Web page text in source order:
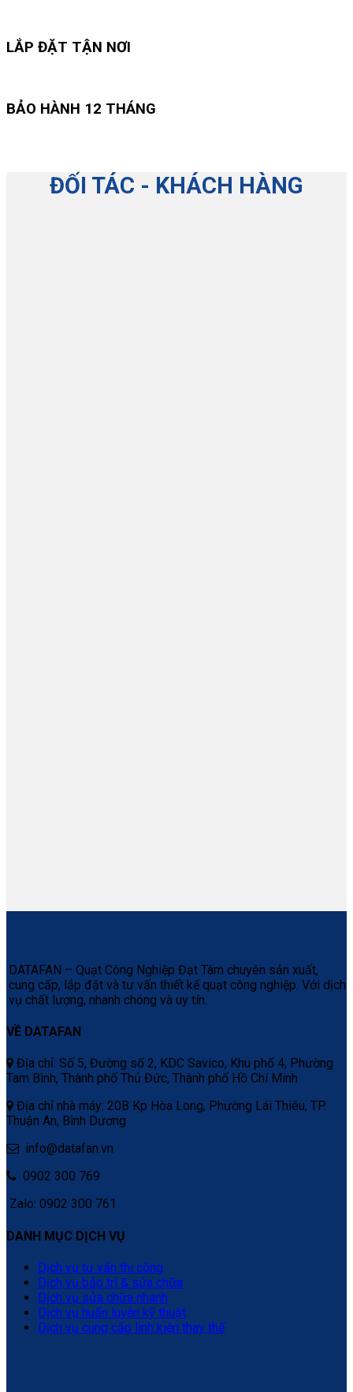
LẮP ĐẶT TẬN NƠI
BẢO HÀNH 12 THÁNG
ĐỐI TÁC - KHÁCH HÀNG
DATAFAN – Quạt Công Nghiệp Đạt Tâm chuyên sản xuất,
cung cấp, lắp đặt và tư vấn thiết kế quạt công nghiệp. Với dịch
vụ chất lượng, nhanh chóng và uy tín.
VỀ DATAFAN
Địa chỉ: Số 5, Đường số 2, KDC Savico, Khu phố 4, Phường
Tam Bình, Thành phố Thủ Đức, Thành phố Hồ Chí Minh
Địa chỉ nhà máy: 20B Kp Hòa Long, Phường Lái Thiêu, TP.
Thuận An, Bình Dương
info@datafan.vn
0902 300 769
Zalo: 0902 300 761
DANH MỤC DỊCH VỤ
Dịch vụ tư vấn thi công
Dịch vụ bảo trì & sửa chữa
Dịch vụ sửa chữa nhanh
Dịch vụ huấn luyện kỹ thuật
Dịch vụ cung cấp linh kiện thay thế